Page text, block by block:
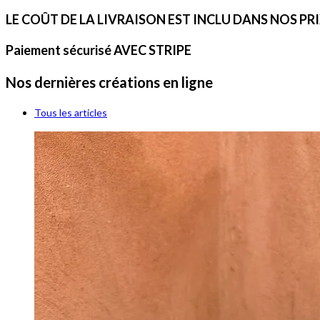
LE COÛT DE LA LIVRAISON EST INCLU DANS NOS
Paiement sécurisé AVEC STRIPE
Nos dernières créations en ligne
Tous les articles